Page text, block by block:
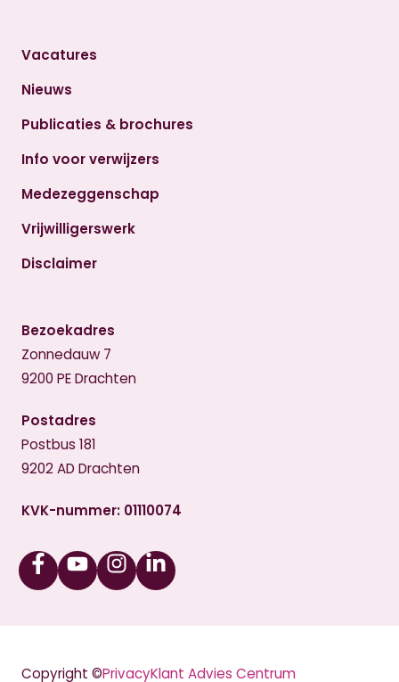
Vacatures
Nieuws
Publicaties & brochures
Info voor verwijzers
Medezeggenschap
Vrijwilligerswerk
Disclaimer
Bezoekadres
Zonnedauw 7
9200 PE Drachten
Postadres
Postbus 181
9202 AD Drachten
KVK-nummer: 01110074
FacebookYoutubeInstagramLinkedin
Copyright ©PrivacyKlant Advies Centrum